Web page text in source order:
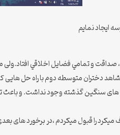
ایجاد نمایم
صداقت و تمامي فضايل اخلاقي
متوسطه دوم با راه حل هایی که
های سنگین گذشته وجود نداشت. و
را قبول میکردم ،در برخورد های